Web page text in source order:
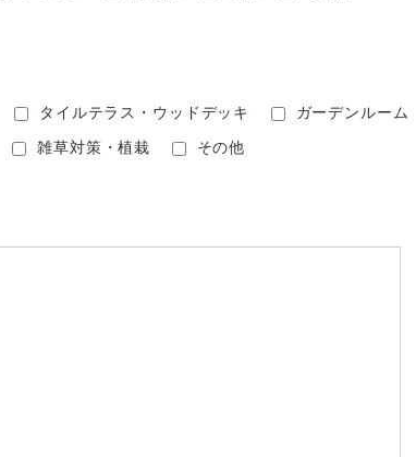
タイルテラス・ウッドデッキ ガーデンルーム
雑草対策・植栽 その他